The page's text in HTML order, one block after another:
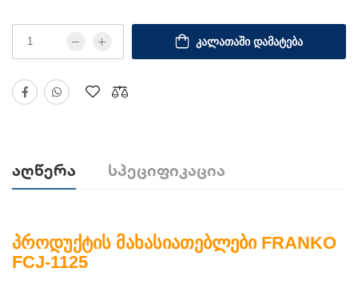
ᲙᲐᲚᲐᲗᲐᲨᲘ ᲓᲐᲛᲐᲢᲔᲑᲐ
Აღწერა Სპეციფიკაცია
პროდუქტის მახასიათებლები FRANKO
FCJ-1125